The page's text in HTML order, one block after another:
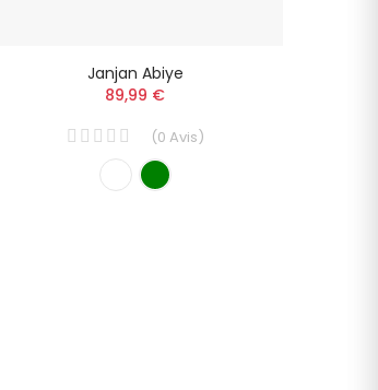
Janjan Abiye
89,99 €
(0 Avis)